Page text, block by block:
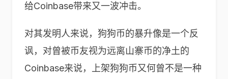
给Coinbase带来又一波冲击。
对其发明人来说，狗狗币的暴升像是一个反
讽，对曾被币友视为远离山寨币的净土的
Coinbase来说，上架狗狗币又何曾不是一种